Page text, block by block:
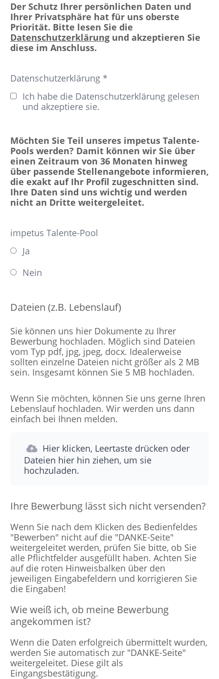
Der Schutz Ihrer persönlichen Daten und
Ihrer Privatsphäre hat für uns oberste
Priorität. Bitte lesen Sie die
Datenschutzerklärungund akzeptieren Sie
diese im Anschluss.
Datenschutzerklärung *
Ich habe die Datenschutzerklärung gelesen
und akzeptiere sie.
Möchten Sie Teil unseres impetus Talente-
Pools werden? Damit können wir Sie über
einen Zeitraum von 36 Monaten hinweg
über passende Stellenangebote informieren,
die exakt auf Ihr Profil zugeschnitten sind.
Ihre Daten sind uns wichtig und werden
nicht an Dritte weitergeleitet.
impetus Talente-Pool
Ja
Nein
Dateien (z.B. Lebenslauf)
Sie können uns hier Dokumente zu Ihrer
Bewerbung hochladen. Möglich sind Dateien
vom Typ pdf, jpg, jpeg, docx. Idealerweise
sollten einzelne Dateien nicht größer als 2 MB
sein. Insgesamt können Sie 5 MB hochladen.
Wenn Sie möchten, können Sie uns gerne Ihren
Lebenslauf hochladen. Wir werden uns dann
einfach bei Ihnen melden.
Hier klicken, Leertaste drücken oder
Dateien hier hin ziehen, um sie
hochzuladen.
Ihre Bewerbung lässt sich nicht versenden?
Wenn Sie nach dem Klicken des Bedienfeldes
"Bewerben" nicht auf die "DANKE-Seite"
weitergeleitet werden, prüfen Sie bitte, ob Sie
alle Pflichtfelder ausgefüllt haben. Achten Sie
auf die roten Hinweisbalken über den
jeweiligen Eingabefeldern und korrigieren Sie
die Eingaben!
Wie weiß ich, ob meine Bewerbung
angekommen ist?
Wenn die Daten erfolgreich übermittelt wurden,
werden Sie automatisch zur "DANKE-Seite"
weitergeleitet. Diese gilt als
Eingangsbestätigung.